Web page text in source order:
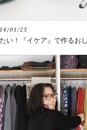
01/25
い！『イケア』で作るお